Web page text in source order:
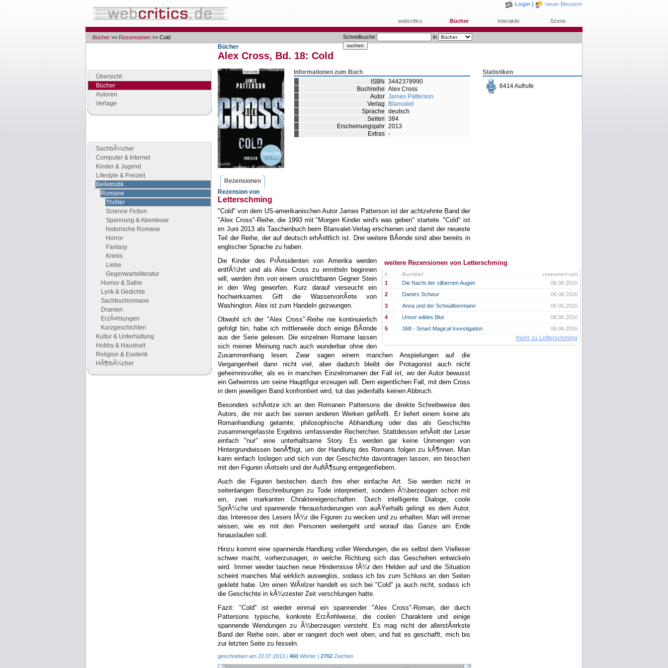
Login | neuer Benutzer
webcritics Bücher Interaktiv Szene
Schnellsuche in
Bücher >> Rezensionen >> Cold
Übersicht
Bücher
Autoren
Verlage
SachbÃ¼cher
Computer & Internet
Kinder & Jugend
Lifestyle & Freizeit
Belletristik
Romane
Thriller
Science Fiction
Spannung & Abenteuer
historische Romane
Horror
Fantasy
Krimis
Liebe
Gegenwartsliteratur
Humor & Satire
Lyrik & Gedichte
Sachbuchromane
Dramen
ErzÃ¤hlungen
Kurzgeschichten
Kultur & Unterhaltung
Hobby & Haushalt
Religion & Esoterik
HÃ¶rbÃ¼cher
Bücher
Alex Cross, Bd. 18: Cold
Statistiken
6414 Aufrufe
Informationen zum Buch
ISBN
3442378990
Buchreihe Alex Cross
Autor James Patterson
Verlag
Blanvalet
Sprache deutsch
Seiten 384
Erscheinungsjahr 2013
Extras -
Rezensionen
Rezension von
Letterschming
"Cold" von dem US-amerikanischen Autor James Patterson ist der achtzehnte Band der
"Alex Cross"-Reihe, die 1993 mit "Morgen Kinder wird's was geben" startete. "Cold" ist
im Juni 2013 als Taschenbuch beim Blanvalet-Verlag erschienen und damit der neueste
Teil der Reihe, der auf deutsch erhÃ¤ltlich ist. Drei weitere BÃ¤nde sind aber bereits in
englischer Sprache zu haben.
weitere Rezensionen von Letterschming
# rezensiert seit
Buchtitel
1 06.06.2016
Die Nacht der silbernen Augen
2
06.06.2016
Damirs Schwur
3
06.06.2016
Anna und der Schwalbenmann
4
06.06.2016
Unser wildes Blut
5
06.06.2016
SMI - Smart Magical Investigation
mehr zu Letterschming
Die Kinder des PrÃ¤sidenten von Amerika werden
entfÃ¼hrt und als Alex Cross zu ermitteln beginnen
will, werden ihm von einem unsichtbaren Gegner Stein
in den Weg geworfen. Kurz darauf verseucht ein
hochwirksames Gift die WasservorrÃ¤te von
Washington. Alex ist zum Handeln gezwungen.
Obwohl ich der "Alex Cross"-Reihe nie kontinuierlich
gefolgt bin, habe ich mittlerweile doch einige BÃ¤nde
aus der Serie gelesen. Die einzelnen Romane lassen
sich meiner Meinung nach auch wunderbar ohne den
Zusammenhang lesen. Zwar sagen einem manchen Anspielungen auf die
Vergangenheit dann nicht viel, aber dadurch bleibt der Protagonist auch nicht
geheimnisvoller, als es in manchen Einzelromanen der Fall ist, wo der Autor bewusst
ein Geheimnis um seine Hauptfigur erzeugen will. Dem eigentlichen Fall, mit dem Cross
in dem jeweiligen Band konfrontiert wird, tut das jedenfalls keinen Abbruch.
Besonders schÃ¤tze ich an den Romanen Pattersons die direkte Schreibweise des
Autors, die mir auch bei seinen anderen Werken gefÃ¤llt. Er liefert einem keine als
Romanhandlung getarnte, philosophische Abhandlung oder das als Geschichte
zusammengefasste Ergebnis umfassender Recherchen. Stattdessen erhÃ¤lt der Leser
einfach "nur" eine unterhaltsame Story. Es werden gar keine Unmengen von
Hintergrundwissen benÃ¶tigt, um der Handlung des Romans folgen zu kÃ¶nnen. Man
kann einfach loslegen und sich von der Geschichte davontragen lassen, ein bisschen
mit den Figuren rÃ¤tseln und der AuflÃ¶sung entgegenfiebern.
Auch die Figuren bestechen durch ihre eher einfache Art. Sie werden nicht in
seitenlangen Beschreibungen zu Tode interpretiert, sondern Ã¼berzeugen schon mit
ein, zwei markanten Chraktereigenschaften. Durch intelligente Dialoge, coole
SprÃ¼che und spannende Herausforderungen von auÃŸerhalb gelingt es dem Autor,
das Interesse des Lesers fÃ¼r die Figuren zu wecken und zu erhalten. Man will immer
wissen, wie es mit den Personen weitergeht und worauf das Ganze am Ende
hinauslaufen soll.
Hinzu kommt eine spannende Handlung voller Wendungen, die es selbst dem Vielleser
schwer macht, vorherzusagen, in welche Richtung sich das Geschehen entwickeln
wird. Immer wieder tauchen neue Hindernisse fÃ¼r den Helden auf und die Situation
scheint manches Mal wirklich ausweglos, sodass ich bis zum Schluss an den Seiten
geklebt habe. Um einen WÃ¤lzer handelt es sich bei "Cold" ja auch nicht, sodass ich
die Geschichte in kÃ¼rzester Zeit verschlungen hatte.
Fazit: "Cold" ist wieder einmal ein spannender "Alex Cross"-Roman, der durch
Pattersons typische, konkrete ErzÃ¤hlweise, die coolen Charaktere und einige
spannende Wendungen zu Ã¼berzeugen versteht. Es mag nicht der allerstÃ¤rkste
Band der Reihe sein, aber er rangiert doch weit oben, und hat es geschafft, mich bis
zur letzten Seite zu fesseln.
geschrieben am 22.07.2013 | 460 Wörter | 2702 Zeichen